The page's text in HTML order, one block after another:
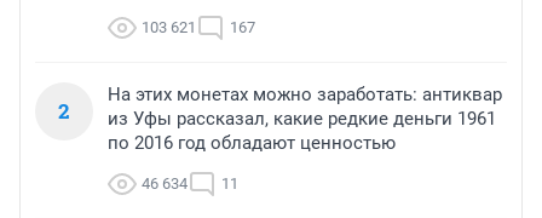
103 621 167
2
На этих монетах можно заработать: антиквар
из Уфы рассказал, какие редкие деньги 1961
по 2016 год обладают ценностью
46 634 11